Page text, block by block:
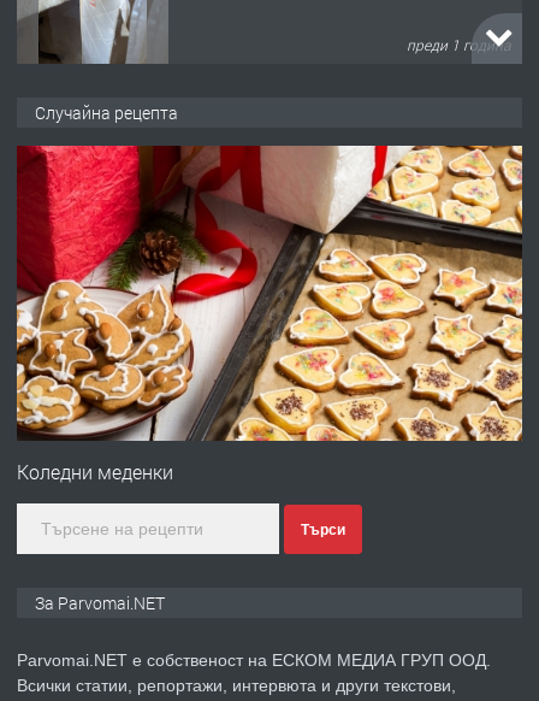
преди 1 година
преди 1 година
ПРЕДЛАГА
Първи поход "По стъпките на Ангел
Войвода"
преди 1 година
ПРЕДЛАГА
Монтажник на малки детайли за
преди 1 година
Случайна рецепта
Коледни меденки
Търси
За Parvomai.NET
Parvomai.NET е собственост на ЕСКОМ МЕДИА ГРУП ООД.
Всички статии, репортажи, интервюта и други текстови,